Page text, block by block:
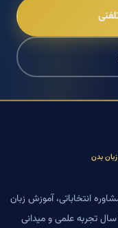
بدن
انتخاباتی، آموزش زبان
بدن، فنون مذاکره و برندسازی شخصی با بیش از ۳۰ سال تجربه علمی و میدانی